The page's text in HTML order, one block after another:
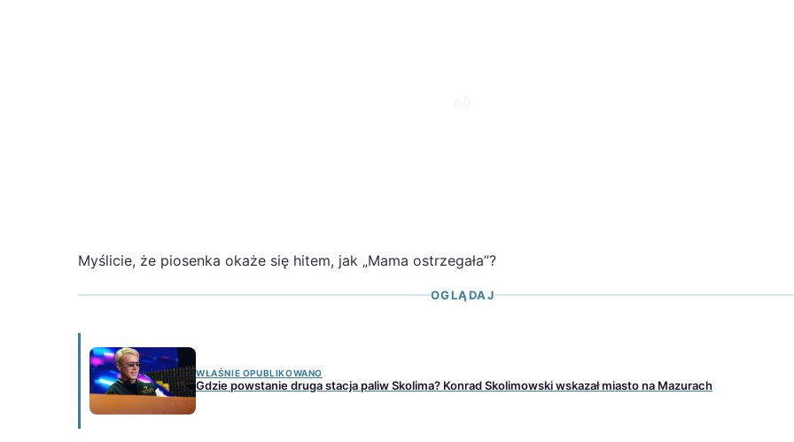
Myślicie, że piosenka okaże się hitem, jak „Mama ostrzegała”?
OGLĄDAJ
WŁAŚNIE OPUBLIKOWANO
Gdzie powstanie druga stacja paliw Skolima? Konrad Skolimowski wskazał miasto na Mazurach